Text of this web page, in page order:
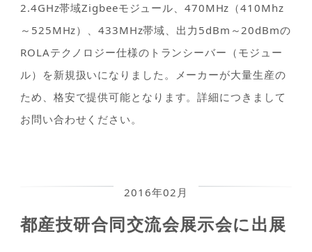
2.4GHz帯域Zigbeeモジュール、470MHz（410Mhz
～525MHz）、433MHz帯域、出力5dBm～20dBmの
ROLAテクノロジー仕様のトランシーバー（モジュー
ル）を新規扱いになりました。メーカーが大量生産の
ため、格安で提供可能となります。詳細につきまして
お問い合わせください。
2016年02月
都産技研合同交流会展示会に出展